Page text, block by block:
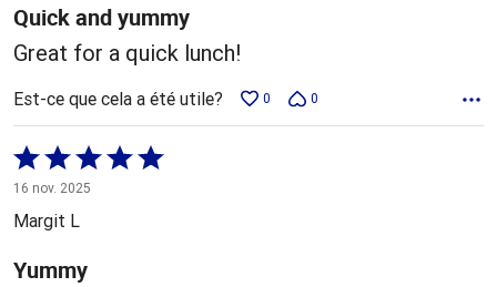
Quick and yummy
Great for a quick lunch!
Est-ce que cela a été utile? 0 0
Coté
5 sur
5
16 nov. 2025
Margit L
Yummy